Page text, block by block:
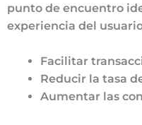
punto de encuentro
experiencia del
Facilitar
Reducir la tasa
Aumentar las